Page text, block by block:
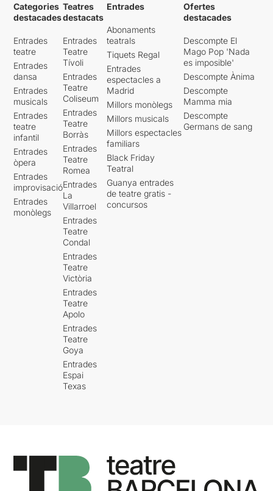
Categories
destacades
Entrades
teatre
Entrades
dansa
Entrades
musicals
Entrades
teatre
infantil
Entrades
òpera
Entrades
improvisació
Entrades
monòlegs
Teatres
destacats
Entrades
Teatre
Tívoli
Entrades
Teatre
Coliseum
Entrades
Teatre
Borràs
Entrades
Teatre
Romea
Entrades
La
Villarroel
Entrades
Teatre
Condal
Entrades
Teatre
Victòria
Entrades
Teatre
Apolo
Entrades
Teatre
Goya
Entrades
Espai
Texas
Entrades
Abonaments
teatrals
Tiquets Regal
Entrades
espectacles a
Madrid
Millors monòlegs
Millors musicals
Millors espectacles
familiars
Black Friday
Teatral
Guanya entrades
de teatre gratis -
concursos
Ofertes
destacades
Descompte El
Mago Pop 'Nada
es imposible'
Descompte Ànima
Descompte
Mamma mia
Descompte
Germans de sang